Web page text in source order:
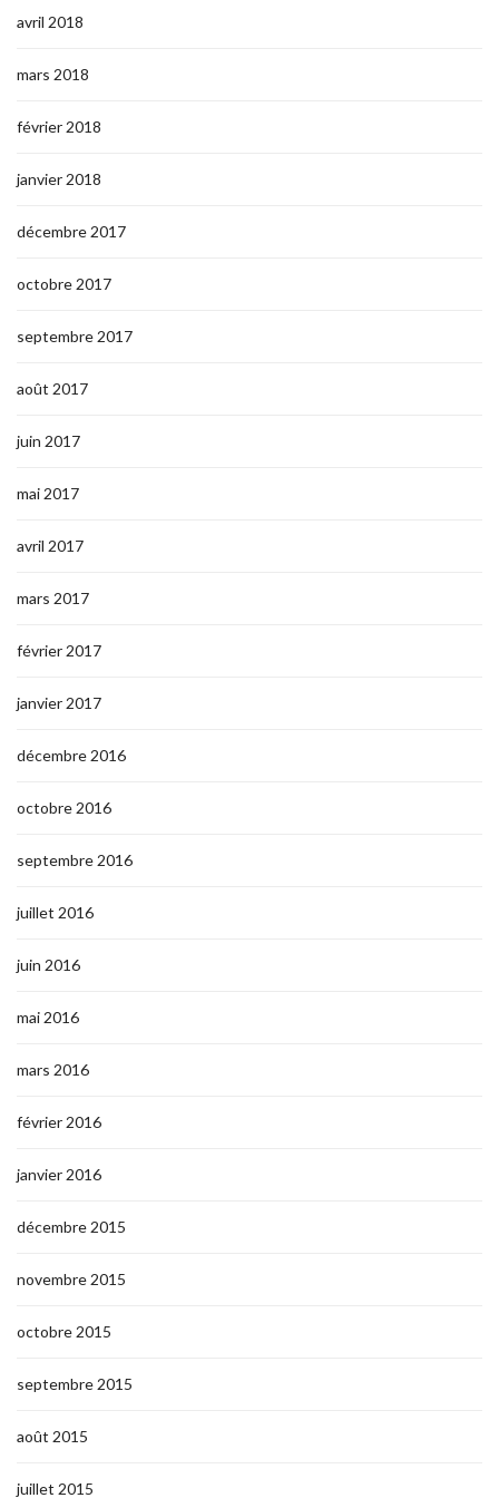
avril 2018
mars 2018
février 2018
janvier 2018
décembre 2017
octobre 2017
septembre 2017
août 2017
juin 2017
mai 2017
avril 2017
mars 2017
février 2017
janvier 2017
décembre 2016
octobre 2016
septembre 2016
juillet 2016
juin 2016
mai 2016
mars 2016
février 2016
janvier 2016
décembre 2015
novembre 2015
octobre 2015
septembre 2015
août 2015
juillet 2015